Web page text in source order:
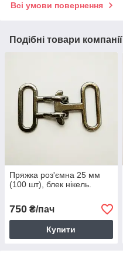
Всі умови повернення
Подібні товари компанії
Пряжка роз'ємна 25 мм
(100 шт), блек нікель.
750 ₴/пач
Купити